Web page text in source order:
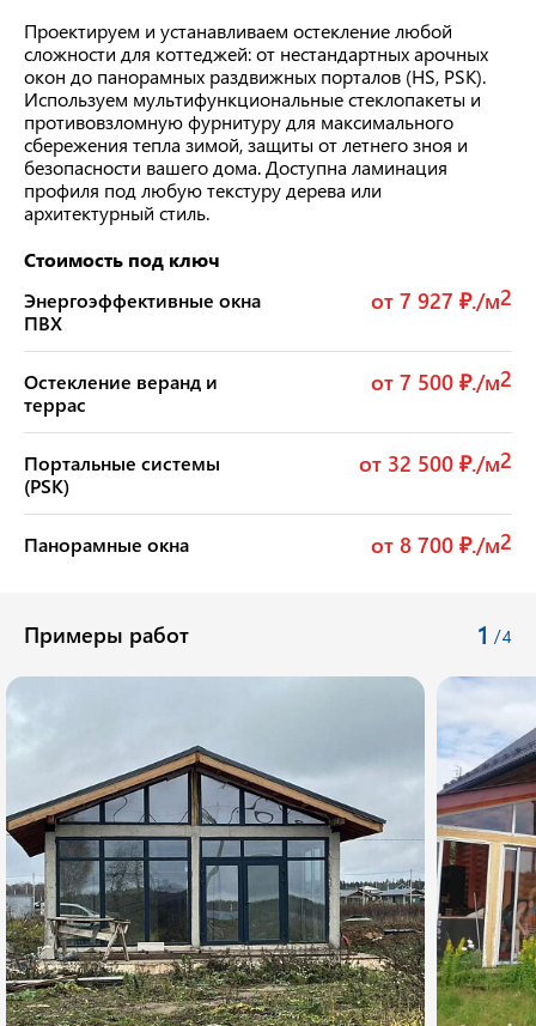
Проектируем и устанавливаем остекление любой
сложности для коттеджей: от нестандартных арочных
окон до панорамных раздвижных порталов (HS, PSK).
Используем мультифункциональные стеклопакеты и
противовзломную фурнитуру для максимального
сбережения тепла зимой, защиты от летнего зноя и
безопасности вашего дома. Доступна ламинация
профиля под любую текстуру дерева или
архитектурный стиль.
Стоимость под ключ
Энергоэффективные окна
ПВХ
от 7 927 ₽./м2
Остекление веранд и
террас
от 7 500 ₽./м2
Портальные системы
(PSK)
от 32 500 ₽./м2
Панорамные окна от 8 700 ₽./м2
Примеры работ 1 /4